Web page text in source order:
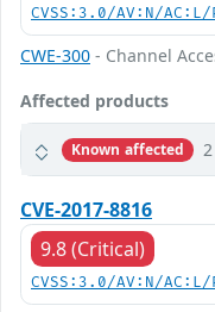
CVSS:3.0/AV:N/
CWE-300 - Channel
Affected products
Known affected
CVE-2017-8816
9.8 (Critical)
CVSS:3.0/AV:N/